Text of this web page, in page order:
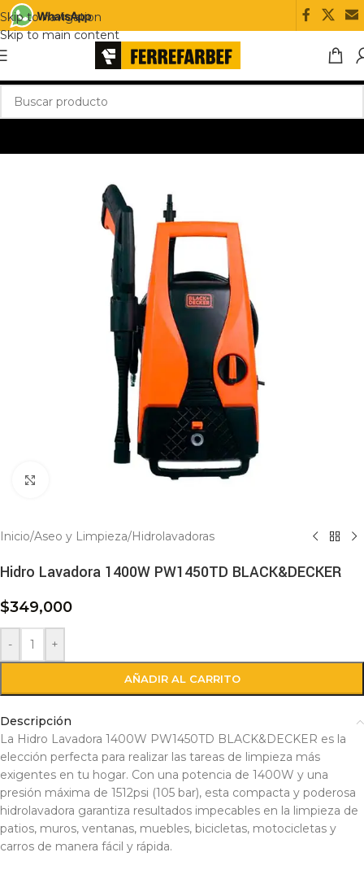
Skip to navigation
Skip to main content
Inicio/Aseo y Limpieza/Hidrolavadoras
Hidro Lavadora 1400W PW1450TD BLACK&DECKER
$349,000
- +
AÑADIR AL CARRITO
Descripción
La Hidro Lavadora 1400W PW1450TD BLACK&DECKER es la
elección perfecta para realizar las tareas de limpieza más
exigentes en tu hogar. Con una potencia de 1400W y una
presión máxima de 1512psi (105 bar), esta compacta y poderosa
hidrolavadora garantiza resultados impecables en la limpieza de
patios, muros, ventanas, muebles, bicicletas, motocicletas y
carros de manera fácil y rápida.